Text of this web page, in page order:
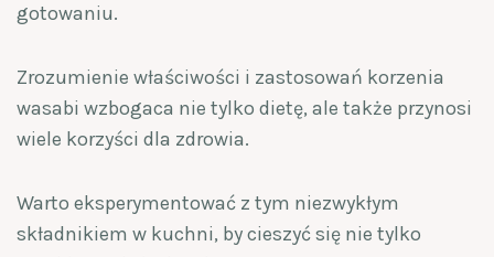
gotowaniu.
Zrozumienie właściwości i zastosowań korzenia
wasabi wzbogaca nie tylko dietę, ale także przynosi
wiele korzyści dla zdrowia.
Warto eksperymentować z tym niezwykłym
składnikiem w kuchni, by cieszyć się nie tylko